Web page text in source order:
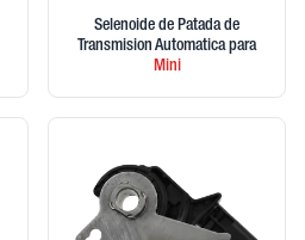
Selenoide de Patada de
Transmision Automatica para
Mini